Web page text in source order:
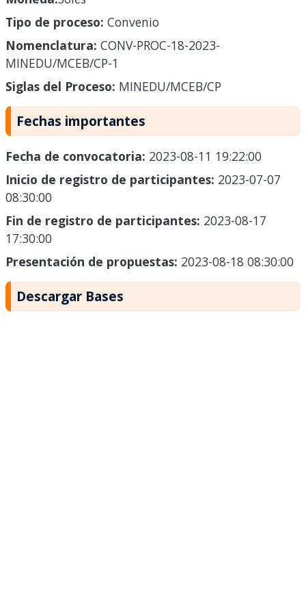
Tipo de proceso: Convenio
Nomenclatura: CONV-PROC-18-2023-
MINEDU/MCEB/CP-1
Siglas del Proceso: MINEDU/MCEB/CP
Fechas importantes
Fecha de convocatoria: 2023-08-11 19:22:00
Inicio de registro de participantes: 2023-07-07
08:30:00
Fin de registro de participantes: 2023-08-17
17:30:00
Presentación de propuestas: 2023-08-18 08:30:00
Descargar Bases